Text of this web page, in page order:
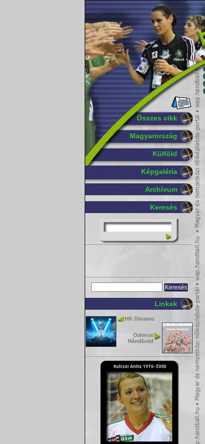
Összes cikk
Magyarország
Külföld
Képgaléria
Archívum
Keresés
Linkek
HK Dinamo
Odense
Håndbold